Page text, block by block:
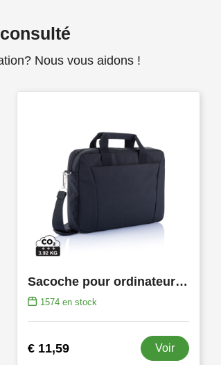
Nous vous aidons !
Sacoche pour ordinateur portable 15,4” sans PVC
1574en stock
€ 11,59 Voir